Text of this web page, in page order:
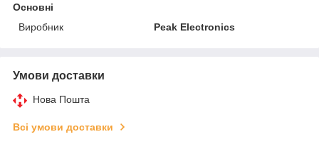
Основні
Виробник
Peak Electronics
Умови доставки
Нова Пошта
Всі умови доставки